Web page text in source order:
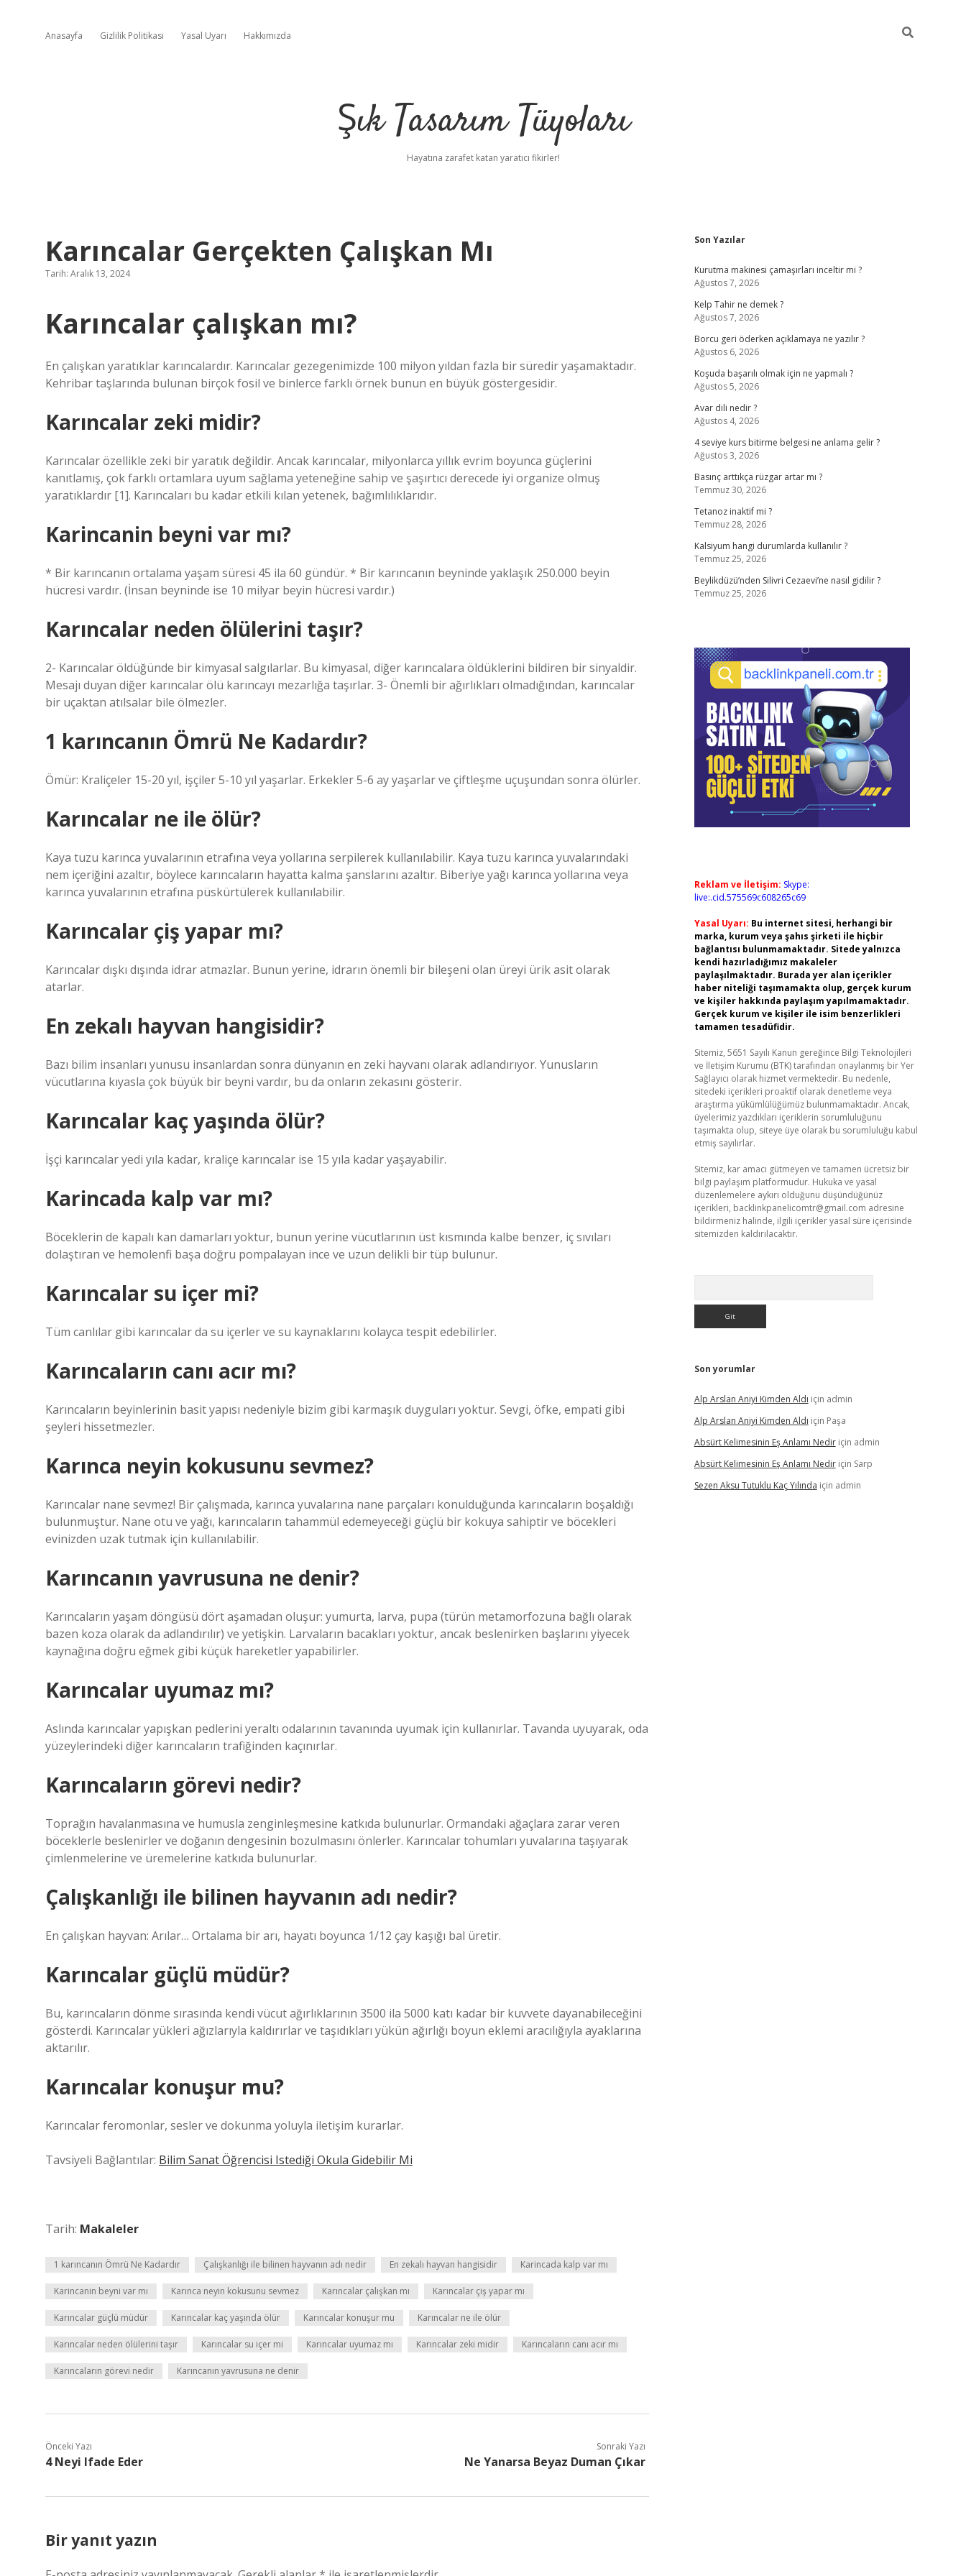
Anasayfa Gizlilik Politikası Yasal Uyarı Hakkımızda
Şık Tasarım Tüyoları
Hayatına zarafet katan yaratıcı fikirler!
Karıncalar Gerçekten Çalışkan Mı
Tarih: Aralık 13, 2024
Karıncalar çalışkan mı?
En çalışkan yaratıklar karıncalardır. Karıncalar gezegenimizde 100 milyon yıldan fazla bir süredir yaşamaktadır.
Kehribar taşlarında bulunan birçok fosil ve binlerce farklı örnek bunun en büyük göstergesidir.
Karıncalar zeki midir?
Karıncalar özellikle zeki bir yaratık değildir. Ancak karıncalar, milyonlarca yıllık evrim boyunca güçlerini
kanıtlamış, çok farklı ortamlara uyum sağlama yeteneğine sahip ve şaşırtıcı derecede iyi organize olmuş
yaratıklardır [1]. Karıncaları bu kadar etkili kılan yetenek, bağımlılıklarıdır.
Karincanin beyni var mı?
* Bir karıncanın ortalama yaşam süresi 45 ila 60 gündür. * Bir karıncanın beyninde yaklaşık 250.000 beyin
hücresi vardır. (İnsan beyninde ise 10 milyar beyin hücresi vardır.)
Karıncalar neden ölülerini taşır?
2- Karıncalar öldüğünde bir kimyasal salgılarlar. Bu kimyasal, diğer karıncalara öldüklerini bildiren bir sinyaldir.
Mesajı duyan diğer karıncalar ölü karıncayı mezarlığa taşırlar. 3- Önemli bir ağırlıkları olmadığından, karıncalar
bir uçaktan atılsalar bile ölmezler.
1 karıncanın Ömrü Ne Kadardır?
Ömür: Kraliçeler 15-20 yıl, işçiler 5-10 yıl yaşarlar. Erkekler 5-6 ay yaşarlar ve çiftleşme uçuşundan sonra ölürler.
Karıncalar ne ile ölür?
Kaya tuzu karınca yuvalarının etrafına veya yollarına serpilerek kullanılabilir. Kaya tuzu karınca yuvalarındaki
nem içeriğini azaltır, böylece karıncaların hayatta kalma şanslarını azaltır. Biberiye yağı karınca yollarına veya
karınca yuvalarının etrafına püskürtülerek kullanılabilir.
Karıncalar çiş yapar mı?
Karıncalar dışkı dışında idrar atmazlar. Bunun yerine, idrarın önemli bir bileşeni olan üreyi ürik asit olarak
atarlar.
En zekalı hayvan hangisidir?
Bazı bilim insanları yunusu insanlardan sonra dünyanın en zeki hayvanı olarak adlandırıyor. Yunusların
vücutlarına kıyasla çok büyük bir beyni vardır, bu da onların zekasını gösterir.
Karıncalar kaç yaşında ölür?
İşçi karıncalar yedi yıla kadar, kraliçe karıncalar ise 15 yıla kadar yaşayabilir.
Karincada kalp var mı?
Böceklerin de kapalı kan damarları yoktur, bunun yerine vücutlarının üst kısmında kalbe benzer, iç sıvıları
dolaştıran ve hemolenfi başa doğru pompalayan ince ve uzun delikli bir tüp bulunur.
Karıncalar su içer mi?
Tüm canlılar gibi karıncalar da su içerler ve su kaynaklarını kolayca tespit edebilirler.
Karıncaların canı acır mı?
Karıncaların beyinlerinin basit yapısı nedeniyle bizim gibi karmaşık duyguları yoktur. Sevgi, öfke, empati gibi
şeyleri hissetmezler.
Karınca neyin kokusunu sevmez?
Karıncalar nane sevmez! Bir çalışmada, karınca yuvalarına nane parçaları konulduğunda karıncaların boşaldığı
bulunmuştur. Nane otu ve yağı, karıncaların tahammül edemeyeceği güçlü bir kokuya sahiptir ve böcekleri
evinizden uzak tutmak için kullanılabilir.
Karıncanın yavrusuna ne denir?
Karıncaların yaşam döngüsü dört aşamadan oluşur: yumurta, larva, pupa (türün metamorfozuna bağlı olarak
bazen koza olarak da adlandırılır) ve yetişkin. Larvaların bacakları yoktur, ancak beslenirken başlarını yiyecek
kaynağına doğru eğmek gibi küçük hareketler yapabilirler.
Karıncalar uyumaz mı?
Aslında karıncalar yapışkan pedlerini yeraltı odalarının tavanında uyumak için kullanırlar. Tavanda uyuyarak, oda
yüzeylerindeki diğer karıncaların trafiğinden kaçınırlar.
Karıncaların görevi nedir?
Toprağın havalanmasına ve humusla zenginleşmesine katkıda bulunurlar. Ormandaki ağaçlara zarar veren
böceklerle beslenirler ve doğanın dengesinin bozulmasını önlerler. Karıncalar tohumları yuvalarına taşıyarak
çimlenmelerine ve üremelerine katkıda bulunurlar.
Çalışkanlığı ile bilinen hayvanın adı nedir?
En çalışkan hayvan: Arılar… Ortalama bir arı, hayatı boyunca 1/12 çay kaşığı bal üretir.
Karıncalar güçlü müdür?
Bu, karıncaların dönme sırasında kendi vücut ağırlıklarının 3500 ila 5000 katı kadar bir kuvvete dayanabileceğini
gösterdi. Karıncalar yükleri ağızlarıyla kaldırırlar ve taşıdıkları yükün ağırlığı boyun eklemi aracılığıyla ayaklarına
aktarılır.
Karıncalar konuşur mu?
Karıncalar feromonlar, sesler ve dokunma yoluyla iletişim kurarlar.
Tavsiyeli Bağlantılar: Bilim Sanat Öğrencisi Istediği Okula Gidebilir Mi
Tarih: Makaleler
1 karıncanın Ömrü Ne Kadardır Çalışkanlığı ile bilinen hayvanın adı nedir En zekalı hayvan hangisidir Karincada kalp var mı
Karincanin beyni var mı Karınca neyin kokusunu sevmez Karıncalar çalışkan mı Karıncalar çiş yapar mı
Karıncalar güçlü müdür Karıncalar kaç yaşında ölür Karıncalar konuşur mu Karıncalar ne ile ölür
Karıncalar neden ölülerini taşır Karıncalar su içer mi Karıncalar uyumaz mı Karıncalar zeki midir Karıncaların canı acır mı
Karıncaların görevi nedir Karıncanın yavrusuna ne denir
Önceki Yazı
4 Neyi Ifade Eder
Sonraki Yazı
Ne Yanarsa Beyaz Duman Çıkar
Bir yanıt yazın
Sidebar
Son Yazılar
Kurutma makinesi çamaşırları inceltir mi ?
Ağustos 7, 2026
Kelp Tahir ne demek ?
Ağustos 7, 2026
Borcu geri öderken açıklamaya ne yazılır ?
Ağustos 6, 2026
Koşuda başarılı olmak için ne yapmalı ?
Ağustos 5, 2026
Avar dili nedir ?
Ağustos 4, 2026
4 seviye kurs bitirme belgesi ne anlama gelir ?
Ağustos 3, 2026
Basınç arttıkça rüzgar artar mı ?
Temmuz 30, 2026
Tetanoz inaktif mi ?
Temmuz 28, 2026
Kalsiyum hangi durumlarda kullanılır ?
Temmuz 25, 2026
Beylikdüzü’nden Silivri Cezaevi’ne nasıl gidilir ?
Temmuz 25, 2026
Reklam ve İletişim: Skype:
live:.cid.575569c608265c69
Yasal Uyarı: Bu internet sitesi, herhangi bir
marka, kurum veya şahıs şirketi ile hiçbir
bağlantısı bulunmamaktadır. Sitede yalnızca
kendi hazırladığımız makaleler
paylaşılmaktadır. Burada yer alan içerikler
haber niteliği taşımamakta olup, gerçek kurum
ve kişiler hakkında paylaşım yapılmamaktadır.
Gerçek kurum ve kişiler ile isim benzerlikleri
tamamen tesadüfidir.
Sitemiz, 5651 Sayılı Kanun gereğince Bilgi Teknolojileri
ve İletişim Kurumu (BTK) tarafından onaylanmış bir Yer
Sağlayıcı olarak hizmet vermektedir. Bu nedenle,
sitedeki içerikleri proaktif olarak denetleme veya
araştırma yükümlülüğümüz bulunmamaktadır. Ancak,
üyelerimiz yazdıkları içeriklerin sorumluluğunu
taşımakta olup, siteye üye olarak bu sorumluluğu kabul
etmiş sayılırlar.
Sitemiz, kar amacı gütmeyen ve tamamen ücretsiz bir
bilgi paylaşım platformudur. Hukuka ve yasal
düzenlemelere aykırı olduğunu düşündüğünüz
içerikleri, backlinkpanelicomtr@gmail.com adresine
bildirmeniz halinde, ilgili içerikler yasal süre içerisinde
sitemizden kaldırılacaktır.
Son yorumlar
Alp Arslan Aniyi Kimden Aldı için admin
Alp Arslan Aniyi Kimden Aldı için Paşa
Absürt Kelimesinin Eş Anlamı Nediriçin admin
Absürt Kelimesinin Eş Anlamı Nediriçin Sarp
Sezen Aksu Tutuklu Kaç Yılında için admin